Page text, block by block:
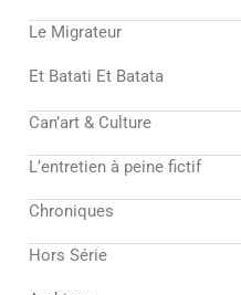
Le Migrateur
Et Batati Et Batata
Can’art & Culture
L’entretien à peine fictif
Chroniques
Hors Série